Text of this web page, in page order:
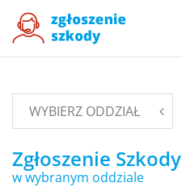
WYBIERZ ODDZIAŁ
Zgłoszenie Szkody
w wybranym oddziale